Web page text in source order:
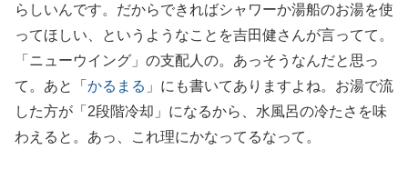
らしいんです。だからできればシャワーか湯船のお湯を使
ってほしい、というようなことを吉田健さんが言ってて。
「ニューウイング」の支配人の。あっそうなんだと思っ
て。あと「 かるまる 」にも書いてありますよね。お湯で流
した方が「2段階冷却」になるから、水風呂の冷たさを味
わえると。あっ、これ理にかなってるなって。